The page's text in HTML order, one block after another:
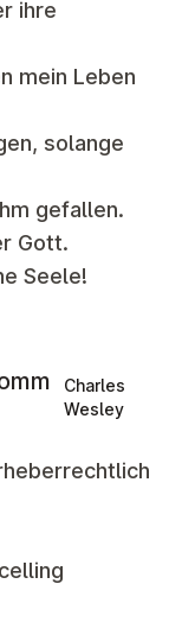
ihre
mein Leben
solange
gefallen.
Gott.
Seele!
Charles
Wesley